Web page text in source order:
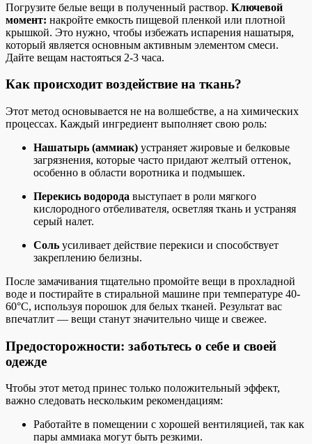
Погрузите белые вещи в полученный раствор. Ключевой
момент: накройте емкость пищевой пленкой или плотной
крышкой. Это нужно, чтобы избежать испарения нашатыря,
который является основным активным элементом смеси.
Дайте вещам настояться 2-3 часа.
Как происходит воздействие на ткань?
Этот метод основывается не на волшебстве, а на химических
процессах. Каждый ингредиент выполняет свою роль:
Нашатырь (аммиак) устраняет жировые и белковые
загрязнения, которые часто придают желтый оттенок,
особенно в области воротника и подмышек.
Перекись водорода выступает в роли мягкого
кислородного отбеливателя, осветляя ткань и устраняя
серый налет.
Соль усиливает действие перекиси и способствует
закреплению белизны.
После замачивания тщательно промойте вещи в прохладной
воде и постирайте в стиральной машине при температуре 40-
60°C, используя порошок для белых тканей. Результат вас
впечатлит — вещи станут значительно чище и свежее.
Предосторожности: заботьтесь о себе и своей
одежде
Чтобы этот метод принес только положительный эффект,
важно следовать нескольким рекомендациям:
Работайте в помещении с хорошей вентиляцией, так как
пары аммиака могут быть резкими.